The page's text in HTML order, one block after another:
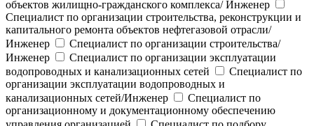
объектов жилищно-гражданского комплекса/ Инженер
Специалист по организации строительства, реконструкции и
капитального ремонта объектов нефтегазовой отрасли/
Инженер
Специалист по организации строительства/
Инженер
Специалист по организации эксплуатации
водопроводных и канализационных сетей
Специалист по
организации эксплуатации водопроводных и
канализационных сетей/Инженер
Специалист по
организационному и документационному обеспечению